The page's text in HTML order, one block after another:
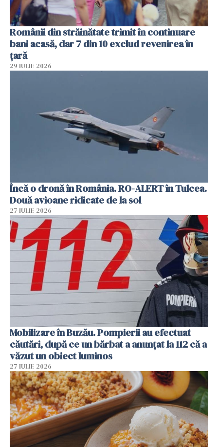
Românii din străinătate trimit în continuare
bani acasă, dar 7 din 10 exclud revenirea în
țară
29 IULIE 2026
Încă o dronă în România. RO-ALERT în Tulcea.
Două avioane ridicate de la sol
27 IULIE 2026
Mobilizare în Buzău. Pompierii au efectuat
căutări, după ce un bărbat a anunțat la 112 că a
văzut un obiect luminos
27 IULIE 2026